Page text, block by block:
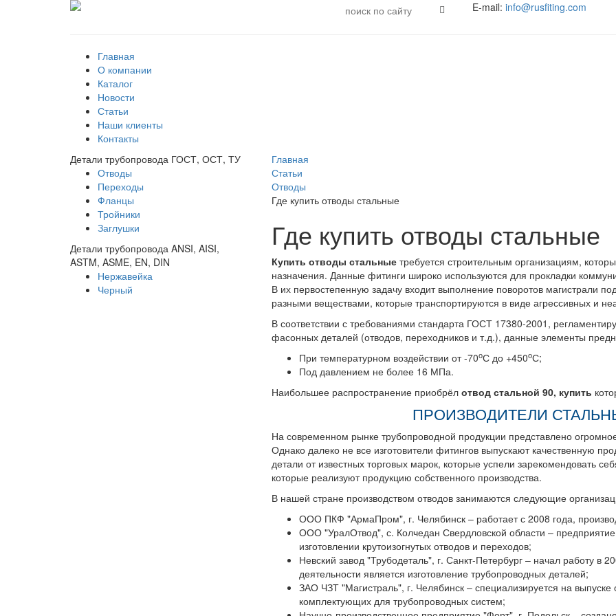
E-mail: info@rusfiting.com
Главная
О компании
Каталог
Новости
Статьи
Наши клиенты
Контакты
Детали трубопровода ГОСТ, ОСТ, ТУ
Отводы
Переходы
Фланцы
Тройники
Заглушки
Детали трубопровода ANSI, AISI,
ASTM, ASME, EN, DIN
Нержавейка
Черный
Главная
Статьи
Отводы
Где купить отводы стальные
Где купить отводы стальные
Купить отводы стальныетребуется строительным организациям,
назначения. Данные фитинги широко используются для прокладки
В их первостепенную задачу входит выполнение поворотов магистрали
разными веществами, которые транспортируются в виде агрессивных и
В соответствии с требованиями стандарта ГОСТ 17380-2001,
фасонных деталей (отводов, переходников и т.д.), данные элементы
При температурном воздействии от -70оС до +450оС;
Под давлением не более 16 МПа.
Наибольшее распространение приобрёл отвод стальной 90, купить
ПРОИЗВОДИТЕЛИ
На современном рынке трубопроводной продукции представлено
Однако далеко не все изготовители фитингов выпускают качественную
детали от известных торговых марок, которые успели зарекомендовать
которые реализуют продукцию собственного производства.
В нашей стране производством отводов занимаются следующие
ООО ПКФ "АрмаПром", г. Челябинск – работает с 2008 года,
ООО "УралОтвод", с. Колчедан Свердловской области –
изготовлении крутоизогнутых отводов и переходов;
Невский завод "Трубодеталь", г. Санкт-Петербург – начал работу в
деятельности является изготовление трубопроводных деталей;
ЗАО ЧЗТ "Магистраль", г. Челябинск – специализируется на выпуске
комплектующих для трубопроводных систем;